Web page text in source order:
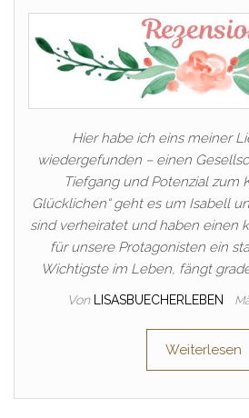
Hier habe ich eins meiner
wiedergefunden – einen
Tiefgang und Potenzial zum
Glücklichen“ geht es um Isabell
sind verheiratet und haben einen
für unsere Protagonisten ein
Wichtigste im Leben, fängt
Von LISASBUECHERLEBEN
Weiterlesen